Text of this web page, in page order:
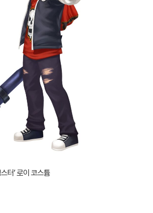
터’ 로이 코스튬